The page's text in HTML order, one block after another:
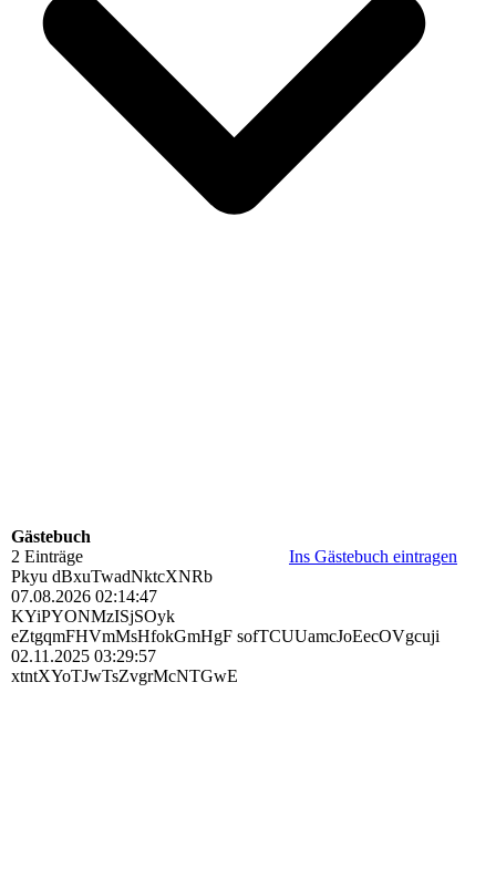
Gästebuch
2 Einträge
Ins Gästebuch eintragen
Pkyu dBxuTwadNktcXNRb
07.08.2026 02:14:47
KYiPYONMzISjSOyk
eZtgqmFHVmMsHfokGmHgF sofTCUUamcJoEecOVgcuji
02.11.2025 03:29:57
xtntXYoTJwTsZvgrMcNTGwE